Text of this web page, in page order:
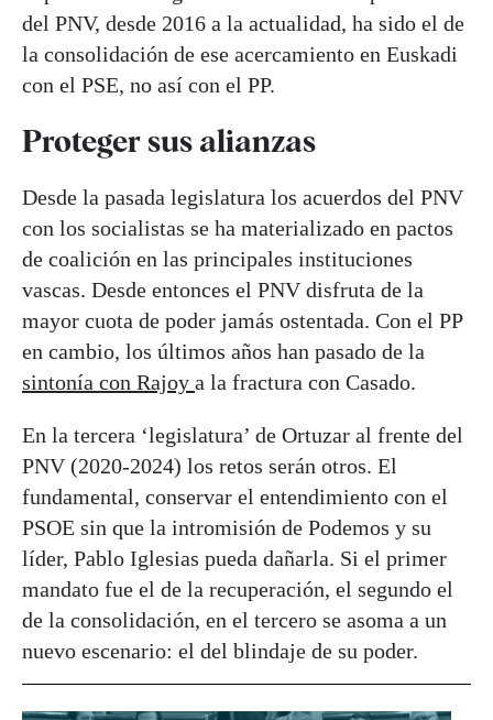
del PNV, desde 2016 a la actualidad, ha sido el de
la consolidación de ese acercamiento en Euskadi
con el PSE, no así con el PP.
Proteger sus alianzas
Desde la pasada legislatura los acuerdos del PNV
con los socialistas se ha materializado en pactos
de coalición en las principales instituciones
vascas. Desde entonces el PNV disfruta de la
mayor cuota de poder jamás ostentada. Con el PP
en cambio, los últimos años han pasado de la
sintonía con Rajoy a la fractura con Casado.
En la tercera ‘legislatura’ de Ortuzar al frente del
PNV (2020-2024) los retos serán otros. El
fundamental, conservar el entendimiento con el
PSOE sin que la intromisión de Podemos y su
líder, Pablo Iglesias pueda dañarla. Si el primer
mandato fue el de la recuperación, el segundo el
de la consolidación, en el tercero se asoma a un
nuevo escenario: el del blindaje de su poder.